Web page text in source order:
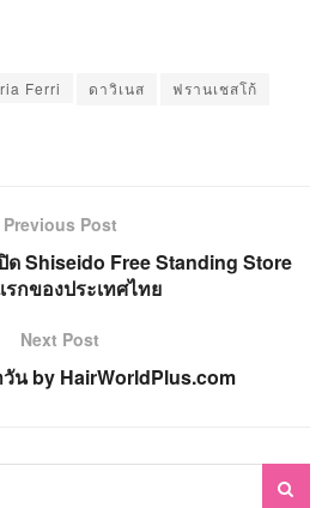
Ferri ดาวิเนส
ฟรานเชสโก้
Previous Post
ด Shiseido Free Standing Store
กของประเทศไทย
Next Post
วัน by HairWorldPlus.com